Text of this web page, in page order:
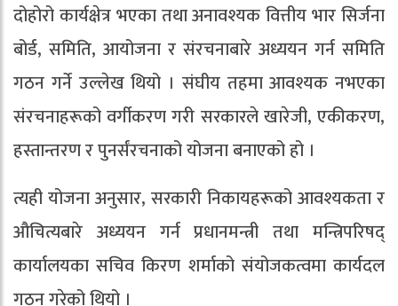
दोहोरो कार्यक्षेत्र भएका तथा अनावश्यक वित्तीय भार सिर्जना
बोर्ड, समिति, आयोजना र संरचनाबारे अध्ययन गर्न समिति
गठन गर्ने उल्लेख थियो । संघीय तहमा आवश्यक नभएका
संरचनाहरूको वर्गीकरण गरी सरकारले खारेजी, एकीकरण,
हस्तान्तरण र पुनर्संरचनाको योजना बनाएको हो ।
त्यही योजना अनुसार, सरकारी निकायहरूको आवश्यकता र
औचित्यबारे अध्ययन गर्न प्रधानमन्त्री तथा मन्त्रिपरिषद्
कार्यालयका सचिव किरण शर्माको संयोजकत्वमा कार्यदल
गठन गरेको थियो ।